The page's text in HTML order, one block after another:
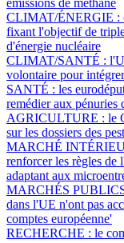
CLIMAT/ÉNERGIE :
fixant l'objectif de
d'énergie nucléaire
CLIMAT/SANTÉ :
volontaire pour
SANTÉ : les
remédier aux pénuries
AGRICULTURE : le
sur les dossiers des
MARCHÉ
renforcer les règles de
adaptant aux
MARCHÉS
dans l'UE n'ont pas
comptes européenne'
RECHERCHE : le